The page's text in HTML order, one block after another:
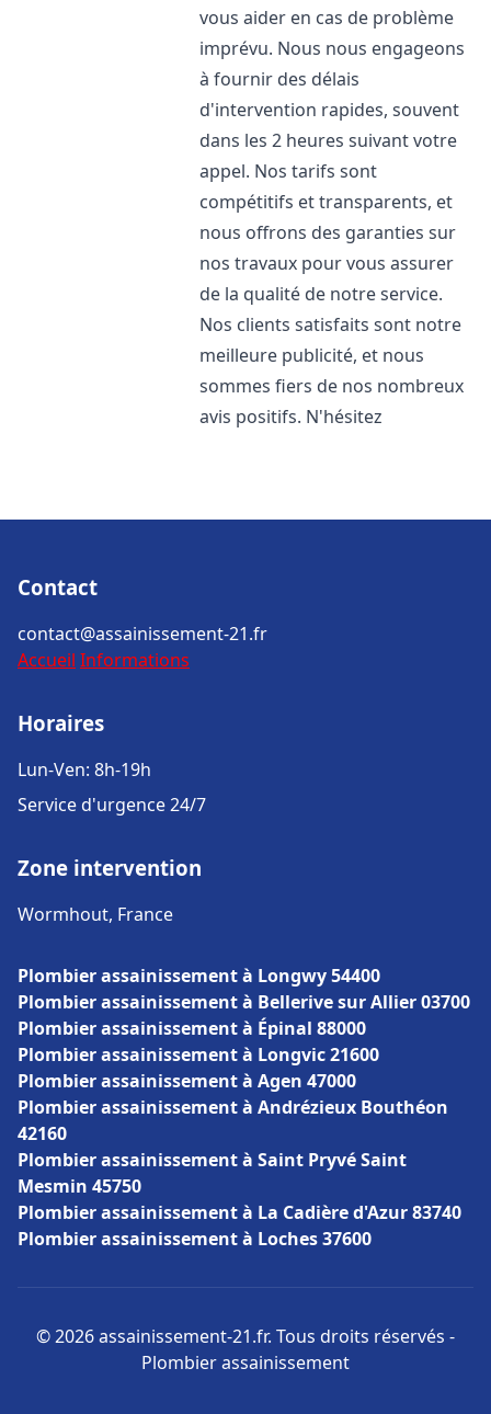
vous aider en cas de problème
imprévu. Nous nous engageons
à fournir des délais
d'intervention rapides, souvent
dans les 2 heures suivant votre
appel. Nos tarifs sont
compétitifs et transparents, et
nous offrons des garanties sur
nos travaux pour vous assurer
de la qualité de notre service.
Nos clients satisfaits sont notre
meilleure publicité, et nous
sommes fiers de nos nombreux
avis positifs. N'hésitez
Contact
contact@assainissement-21.fr
Accueil Informations
Horaires
Lun-Ven: 8h-19h
Service d'urgence 24/7
Zone intervention
Wormhout, France
Plombier assainissement à Longwy 54400
Plombier assainissement à Bellerive sur Allier 03700
Plombier assainissement à Épinal 88000
Plombier assainissement à Longvic 21600
Plombier assainissement à Agen 47000
Plombier assainissement à Andrézieux Bouthéon
42160
Plombier assainissement à Saint Pryvé Saint
Mesmin 45750
Plombier assainissement à La Cadière d'Azur 83740
Plombier assainissement à Loches 37600
© 2026 assainissement-21.fr. Tous droits réservés -
Plombier assainissement